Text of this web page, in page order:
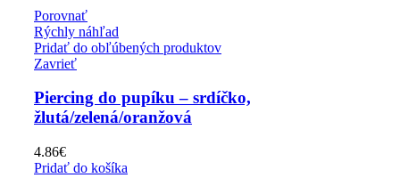
Porovnať
Rýchly náhľad
Pridať do obľúbených produktov
Zavrieť
Piercing do pupíku – srdíčko,
žlutá/zelená/oranžová
4.86€
Pridať do košíka